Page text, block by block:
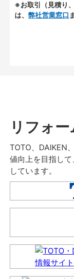
※お取引（見積り
は、 弊社営業窓口
リフォ
TOTO、DAIKEN
値向上を目指し
しています。